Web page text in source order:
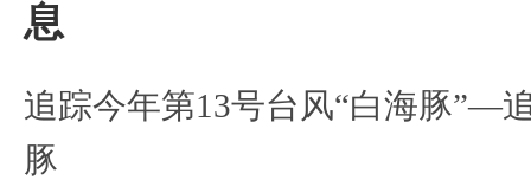
息
追踪今年第13号台风“白海豚”—
豚